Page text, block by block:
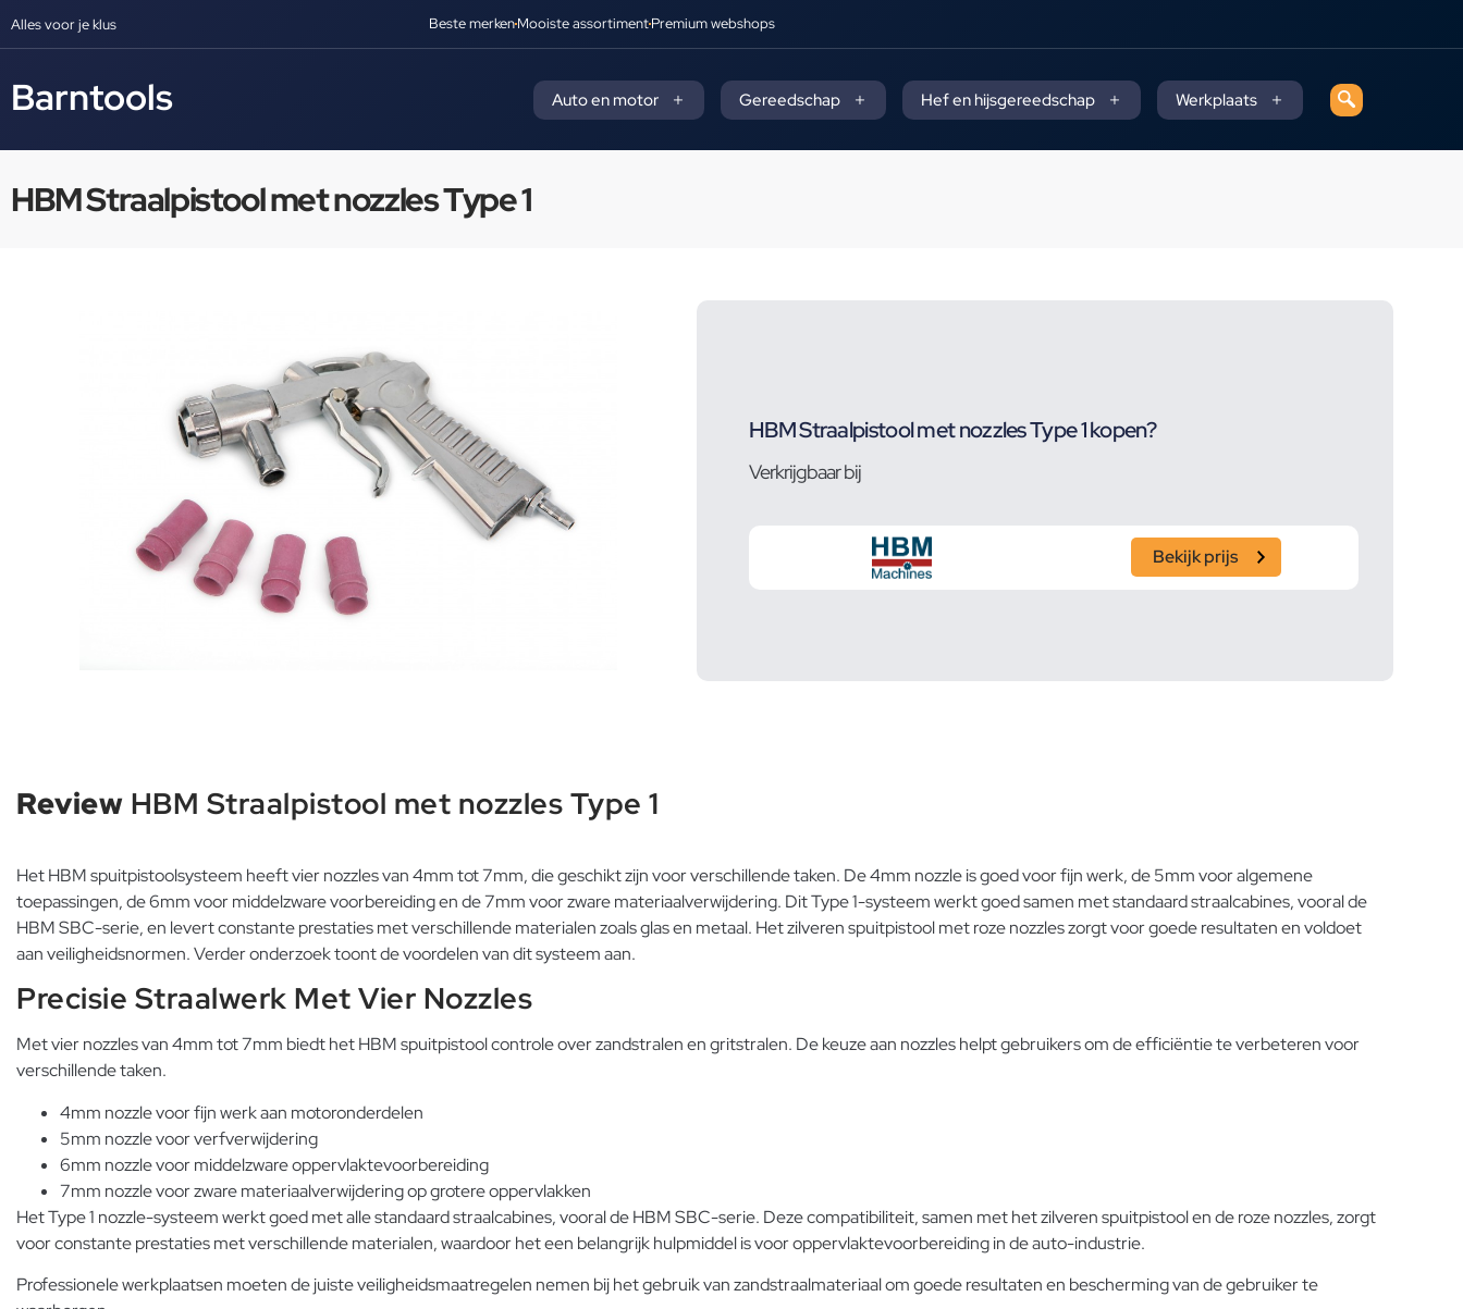
Alles voor je klus Beste merkenMooiste assortimentPremium webshops
Barntools Auto en motor Gereedschap Hef en hijsgereedschap Werkplaats
HBM Straalpistool met nozzles Type 1
HBM Straalpistool met nozzles Type 1 kopen?
Verkrijgbaar bij
Bekijk prijs
Review HBM Straalpistool met nozzles Type 1
Het HBM spuitpistoolsysteem heeft vier nozzles van 4mm tot 7mm, die geschikt zijn voor verschillende taken. De 4mm nozzle is goed voor fijn werk, de 5mm voor algemene
toepassingen, de 6mm voor middelzware voorbereiding en de 7mm voor zware materiaalverwijdering. Dit Type 1-systeem werkt goed samen met standaard straalcabines, vooral de
HBM SBC-serie, en levert constante prestaties met verschillende materialen zoals glas en metaal. Het zilveren spuitpistool met roze nozzles zorgt voor goede resultaten en voldoet
aan veiligheidsnormen. Verder onderzoek toont de voordelen van dit systeem aan.
Precisie Straalwerk Met Vier Nozzles
Met vier nozzles van 4mm tot 7mm biedt het HBM spuitpistool controle over zandstralen en gritstralen. De keuze aan nozzles helpt gebruikers om de efficiëntie te verbeteren voor
verschillende taken.
4mm nozzle voor fijn werk aan motoronderdelen
5mm nozzle voor verfverwijdering
6mm nozzle voor middelzware oppervlaktevoorbereiding
7mm nozzle voor zware materiaalverwijdering op grotere oppervlakken
Het Type 1 nozzle-systeem werkt goed met alle standaard straalcabines, vooral de HBM SBC-serie. Deze compatibiliteit, samen met het zilveren spuitpistool en de roze nozzles, zorgt
voor constante prestaties met verschillende materialen, waardoor het een belangrijk hulpmiddel is voor oppervlaktevoorbereiding in de auto-industrie.
Professionele werkplaatsen moeten de juiste veiligheidsmaatregelen nemen bij het gebruik van zandstraalmateriaal om goede resultaten en bescherming van de gebruiker te